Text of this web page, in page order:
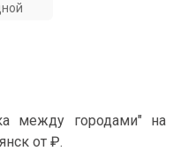
между городами" на
от ₽.